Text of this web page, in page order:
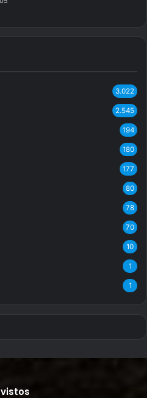
3.022
2.545
194
180
177
80
78
70
10
1
1